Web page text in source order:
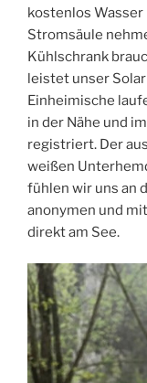
kostenlos
Stromsäule
Kühlschrank
leistet unser
Einheimische
in der Nähe und
registriert. Der
weißen
fühlen wir uns an
anonymen und
direkt am See.